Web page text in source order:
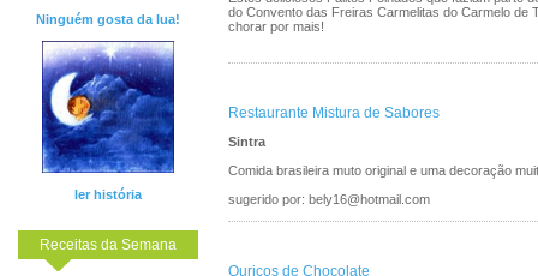
Ninguém gosta da lua!
ler história
Receitas da Semana
do Convento das Freiras Carmelitas do Carmelo de
chorar por mais!
Restaurante Mistura de Sabores
Sintra
Comida brasileira muto original e uma decoração
sugerido por: bely16@hotmail.com
Ouriços de Chocolate